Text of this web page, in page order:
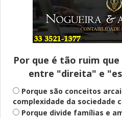
Entenda
Pix Pensão
e como
Saúde Mental
Plataforma
mental para
Por que é tão ruim
entre "direita" e
Porque são conceitos
complexidade da sociedade
Porque divide famílias e